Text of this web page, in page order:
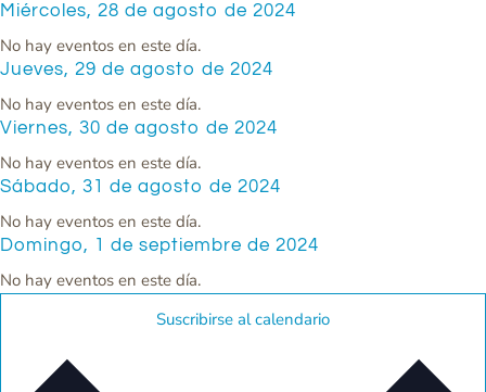
Miércoles, 28 de agosto de 2024
No hay eventos en este día.
Jueves, 29 de agosto de 2024
No hay eventos en este día.
Viernes, 30 de agosto de 2024
No hay eventos en este día.
Sábado, 31 de agosto de 2024
No hay eventos en este día.
Domingo, 1 de septiembre de 2024
No hay eventos en este día.
Suscribirse al calendario